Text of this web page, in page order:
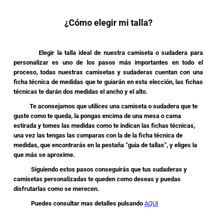
¿Cómo elegir mi talla?
Elegir la talla ideal de nuestra camiseta o sudadera para
personalizar es uno de los pasos más importantes en todo el
proceso, todas nuestras camisetas y sudaderas cuentan con una
ficha técnica de medidas que te guiarán en esta elección, las fichas
técnicas te darán dos medidas el ancho y el alto.
Te aconsejamos que utilices una camiseta o sudadera que te
guste como te queda, la pongas encima de una mesa o cama
estirada y tomes las medidas como te indican las fichas técnicas,
una vez las tengas las comparas con la de la ficha técnica de
medidas, que encontrarás en la pestaña “guia de tallas”, y eliges la
que más se aproxime.
Siguiendo estos pasos conseguirás que tus sudaderas y
camisetas personalizadas te queden como deseas y puedas
disfrutarlas como se merecen.
Puedes consultar mas detalles pulsando AQUI